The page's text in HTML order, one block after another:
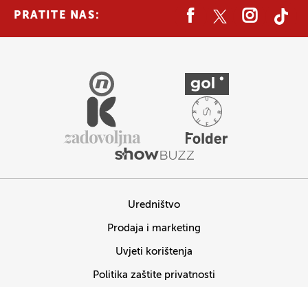
PRATITE NAS:
Uredništvo
Prodaja i marketing
Uvjeti korištenja
Politika zaštite privatnosti